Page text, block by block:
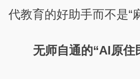
代教育的好助手而不是“
无师自通的“AI原住